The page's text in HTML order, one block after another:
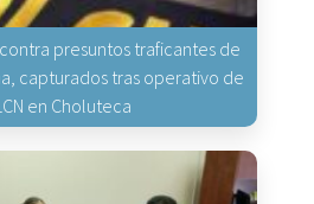
presuntos traficantes de
capturados tras operativo de
en Choluteca